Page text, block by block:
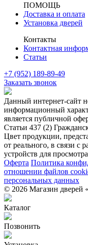
ПОМОЩЬ
Доставка и оплата
Установка дверей
Контакты
Контактная
Статьи
+7 (952) 189-89-49
Заказать звонок
Данный интернет-сайт
информационный
является публичной
Статьи 437 (2)
Цвет продукции,
от реального, в связи с
устройств для
Оферта Политика
отношении файлов
персональных данных
© 2026 Магазин дверей
Каталог
Позвонить